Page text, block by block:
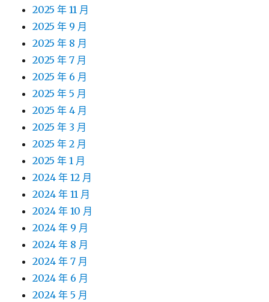
2025 年 11 月
2025 年 9 月
2025 年 8 月
2025 年 7 月
2025 年 6 月
2025 年 5 月
2025 年 4 月
2025 年 3 月
2025 年 2 月
2025 年 1 月
2024 年 12 月
2024 年 11 月
2024 年 10 月
2024 年 9 月
2024 年 8 月
2024 年 7 月
2024 年 6 月
2024 年 5 月